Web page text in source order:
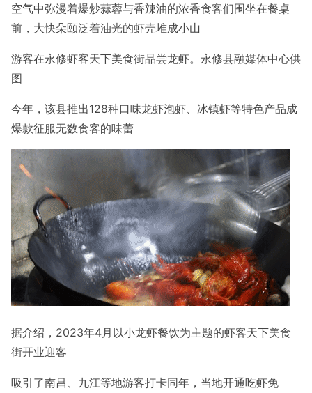
空气中弥漫着爆炒蒜蓉与香辣油的浓香食客们围坐在餐桌
前，大快朵颐泛着油光的虾壳堆成小山
游客在永修虾客天下美食街品尝龙虾。永修县融媒体中心供
图
今年，该县推出128种口味龙虾泡虾、冰镇虾等特色产品成
爆款征服无数食客的味蕾
据介绍，2023年4月 以小龙虾餐饮为主题的虾客天下美食
街开业迎客
吸引了南昌、九江等地游客打卡同年，当地开通吃虾免